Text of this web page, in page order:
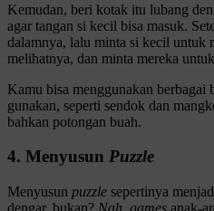
Kemudan, beri kotak itu lubang
agar tangan si kecil bisa masuk.
dalamnya, lalu minta si kecil untuk
melihatnya, dan minta mereka
Kamu bisa menggunakan berbagai
gunakan, seperti sendok dan
bahkan potongan buah.
4. Menyusun Puzzle
Menyusun puzzle sepertinya
dengar, bukan? Nah, games anak-